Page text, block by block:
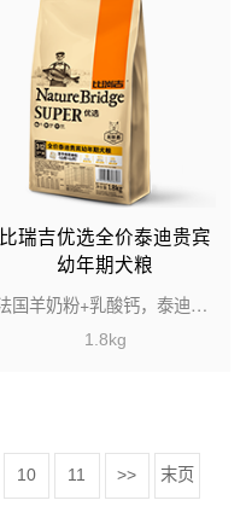
比瑞吉优选全价泰迪贵宾
幼年期犬粮
法国羊奶粉+乳酸钙，泰迪发育成长必备
1.8kg
10 11 >> 末页